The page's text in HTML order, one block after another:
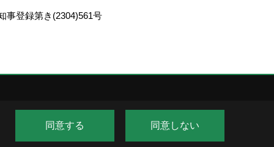
事登録第き(2304)561号
同意する 同意しない